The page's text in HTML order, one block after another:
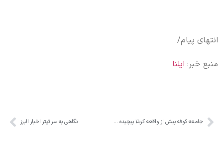
انتهای پیام/
منبع خبر: ایلنا
جامعه کوفه پیش از واقعه کربلا پیچیده و چندلایه بود نگاهی به سر تیتر اخبار البرز